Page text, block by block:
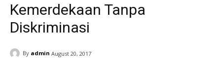
Kemerdekaan Tanpa
Diskriminasi
By admin August 20, 2017